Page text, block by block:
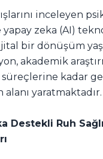
inceleyen
zeka (AI)
bir dönüşüm
akademik
kadar
alanı yaratmaktadır.
Destekli Ruh